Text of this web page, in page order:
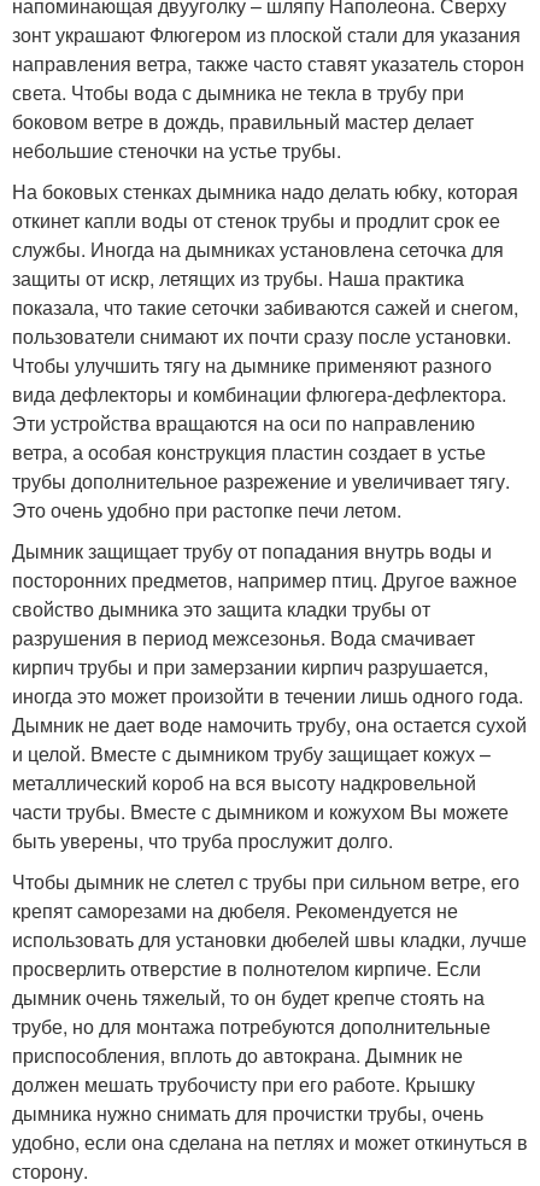
зонт украшают Флюгером из плоской стали для указания
направления ветра, также часто ставят указатель сторон
света. Чтобы вода с дымника не текла в трубу при
боковом ветре в дождь, правильный мастер делает
небольшие стеночки на устье трубы.
На боковых стенках дымника надо делать юбку, которая
откинет капли воды от стенок трубы и продлит срок ее
службы. Иногда на дымниках установлена сеточка для
защиты от искр, летящих из трубы. Наша практика
показала, что такие сеточки забиваются сажей и снегом,
пользователи снимают их почти сразу после установки.
Чтобы улучшить тягу на дымнике применяют разного
вида дефлекторы и комбинации флюгера-дефлектора.
Эти устройства вращаются на оси по направлению
ветра, а особая конструкция пластин создает в устье
трубы дополнительное разрежение и увеличивает тягу.
Это очень удобно при растопке печи летом.
Дымник защищает трубу от попадания внутрь воды и
посторонних предметов, например птиц. Другое важное
свойство дымника это защита кладки трубы от
разрушения в период межсезонья. Вода смачивает
кирпич трубы и при замерзании кирпич разрушается,
иногда это может произойти в течении лишь одного года.
Дымник не дает воде намочить трубу, она остается сухой
и целой. Вместе с дымником трубу защищает кожух –
металлический короб на вся высоту надкровельной
части трубы. Вместе с дымником и кожухом Вы можете
быть уверены, что труба прослужит долго.
Чтобы дымник не слетел с трубы при сильном ветре, его
крепят саморезами на дюбеля. Рекомендуется не
использовать для установки дюбелей швы кладки, лучше
просверлить отверстие в полнотелом кирпиче. Если
дымник очень тяжелый, то он будет крепче стоять на
трубе, но для монтажа потребуются дополнительные
приспособления, вплоть до автокрана. Дымник не
должен мешать трубочисту при его работе. Крышку
дымника нужно снимать для прочистки трубы, очень
удобно, если она сделана на петлях и может откинуться в
сторону.